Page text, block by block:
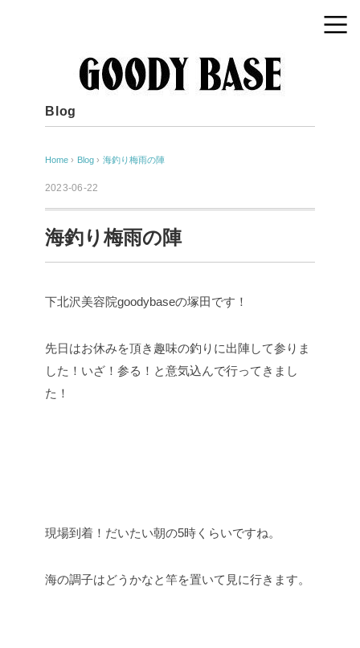
Blog
Home › Blog › 海釣り梅雨の陣
2023-06-22
海釣り梅雨の陣
下北沢美容院goodybaseの塚田です！
先日はお休みを頂き趣味の釣りに出陣して参りま
した！いざ！参る！と意気込んで行ってきまし
た！
現場到着！だいたい朝の5時くらいですね。
海の調子はどうかなと竿を置いて見に行きます。